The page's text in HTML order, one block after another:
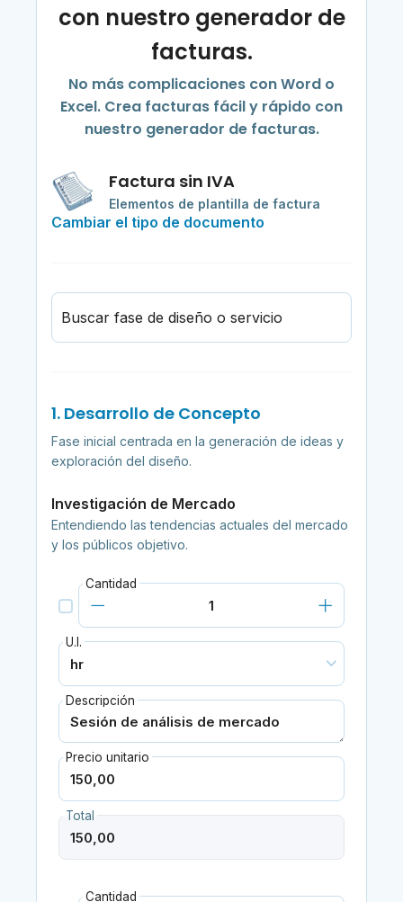
con nuestro generador de
facturas.
No más complicaciones con Word o
Excel. Crea facturas fácil y rápido con
nuestro generador de facturas.
Factura sin IVA
Elementos de plantilla de factura
Cambiar el tipo de documento
Buscar fase de diseño o servicio
1. Desarrollo de Concepto
Fase inicial centrada en la generación de ideas y
exploración del diseño.
Investigación de Mercado
Entendiendo las tendencias actuales del mercado
y los públicos objetivo.
Cantidad
U.I.
Descripción
Precio unitario
Total
Cantidad